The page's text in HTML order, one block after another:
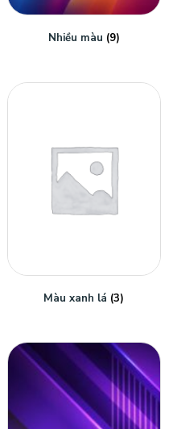
Nhiều màu (9)
Màu xanh lá (3)